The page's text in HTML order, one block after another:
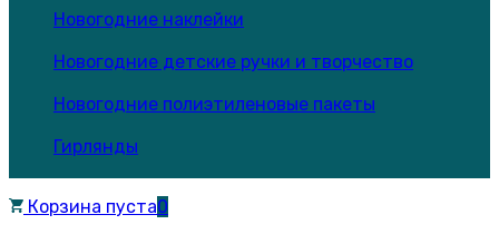
Новогодние наклейки
Новогодние детские ручки и творчество
Новогодние полиэтиленовые пакеты
Гирлянды
Корзина пуста0